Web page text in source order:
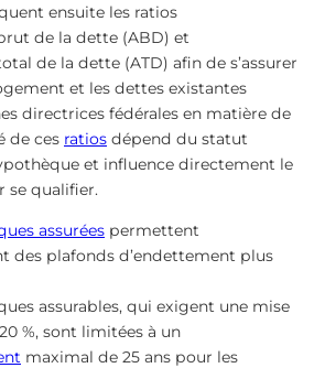
ensuite les ratios
de la dette (ABD) et
de la dette (ATD) afin de s’assurer
et les dettes existantes
directrices fédérales en matière de
de ces ratios dépend du statut
et influence directement le
se qualifier.
assurées permettent
des plafonds d’endettement plus
assurables, qui exigent une mise
%, sont limitées à un
maximal de 25 ans pour les